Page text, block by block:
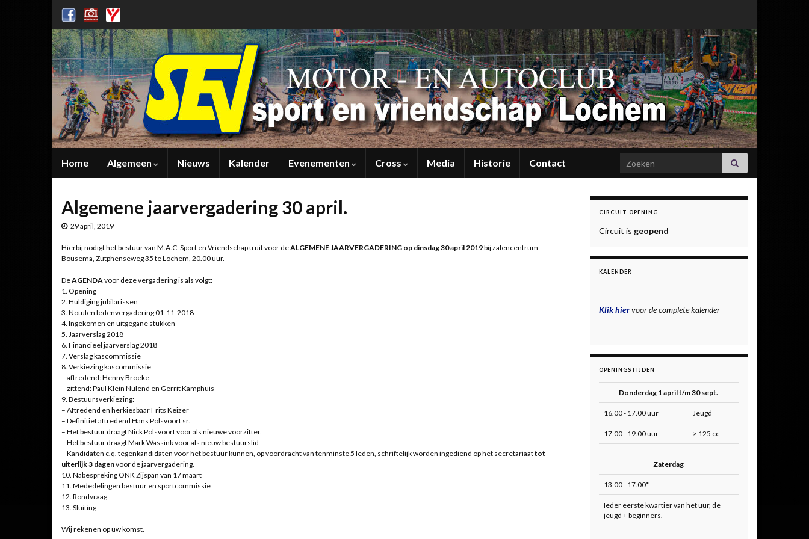
Home Algemeen Nieuws Kalender Evenementen Cross Media Historie Contact Search for:
Algemene jaarvergadering 30 april.
29 april, 2019
Hierbij nodigt het bestuur van M.A.C. Sport en Vriendschap u uit voor deALGEMENE JAARVERGADERING op dinsdag 30 april 2019bij zalencentrum
Bousema, Zutphenseweg 35 te Lochem, 20.00 uur.
DeAGENDAvoor deze vergadering is als volgt:
1. Opening
2. Huldiging jubilarissen
3. Notulen ledenvergadering 01-11-2018
4. Ingekomen en uitgegane stukken
5. Jaarverslag 2018
6. Financieel jaarverslag 2018
7. Verslag kascommissie
8. Verkiezing kascommissie
– aftredend: Henny Broeke
– zittend: Paul Klein Nulend en Gerrit Kamphuis
9. Bestuursverkiezing:
– Aftredend en herkiesbaar Frits Keizer
– Definitief aftredend Hans Polsvoort sr.
– Het bestuur draagt Nick Polsvoort voor als nieuwe voorzitter.
– Het bestuur draagt Mark Wassink voor als nieuw bestuurslid
– Kandidaten c.q. tegenkandidaten voor het bestuur kunnen, op voordracht van tenminste 5 leden, schriftelijk worden ingediend op het secretariaattot
uiterlijk 3 dagenvoor de jaarvergadering.
10. Nabespreking ONK Zijspan van 17 maart
11. Mededelingen bestuur en sportcommissie
12. Rondvraag
13. Sluiting
Wij rekenen op uw komst.
CIRCUIT OPENING
Circuit is geopend
KALENDER
Klik hiervoor de complete kalender
OPENINGSTIJDEN
Donderdag 1 april t/m 30 sept.
16.00 - 17.00 uur Jeugd
17.00 - 19.00 uur > 125 cc
Zaterdag
13.00 - 17.00*
Ieder eerste kwartier van het uur, de
jeugd + beginners.